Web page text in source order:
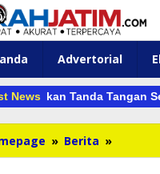
Advertorial
NewsTanda Tangan Sergio
» Berita »
Pusat